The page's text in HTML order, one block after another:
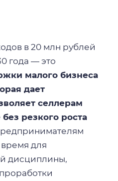
в 20 млн рублей
года — это
малого бизнеса
дает
селлерам
резкого роста
время для
дисциплины,